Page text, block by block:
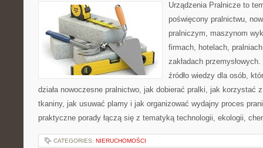
Urządzenia Pralnicze to
poświęcony pralnictwu,
pralniczym, maszynom
firmach, hotelach,
zakładach
źródło wiedzy dla osób,
działa nowoczesne pralnictwo, jak dobierać pralki, jak korzystać
tkaniny, jak usuwać plamy i jak organizować wydajny proces
praktyczne porady łączą się z tematyką technologii, ekologii,
CATEGORIES: NIERUCHOMOŚCI